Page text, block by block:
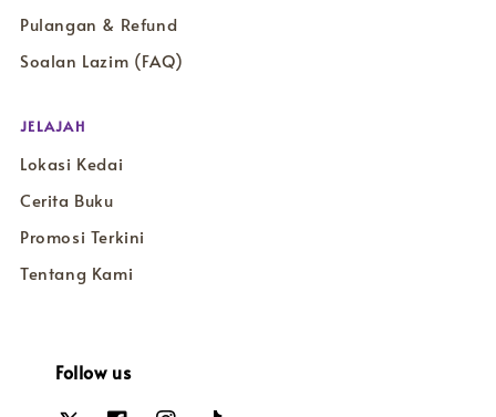
Pulangan & Refund
Soalan Lazim (FAQ)
JELAJAH
Lokasi Kedai
Cerita Buku
Promosi Terkini
Tentang Kami
Follow us